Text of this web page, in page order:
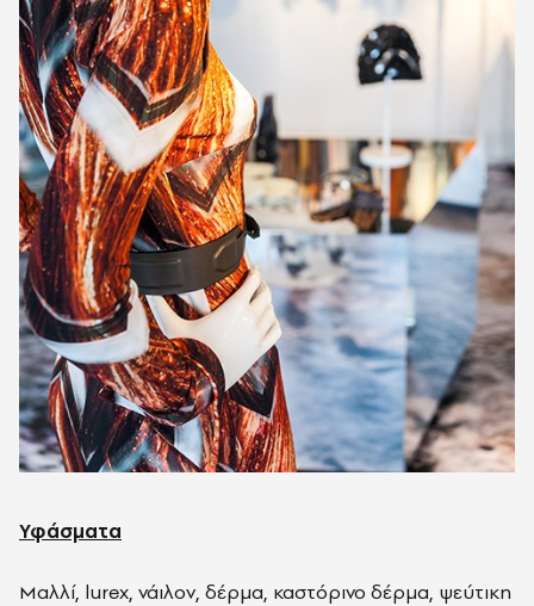
Υφάσματα
Μαλλί, lurex, νάιλον, δέρμα, καστόρινο δέρμα, ψεύτικη